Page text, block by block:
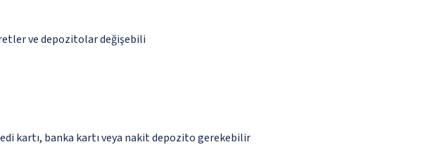
ve depozitolar değişebili
kartı, banka kartı veya nakit depozito gerekebilir